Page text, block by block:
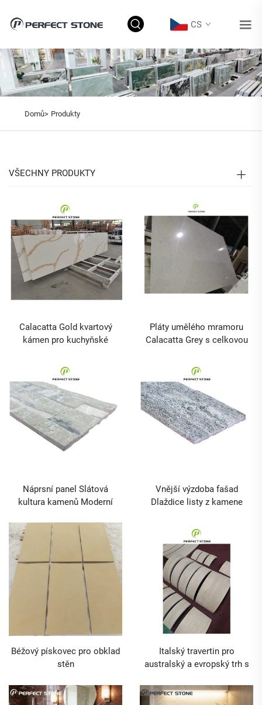
CS
Domů> Produkty
VŠECHNY PRODUKTY
Calacatta Gold kvartový
kámen pro kuchyňské
prefabrikované s
velkoobchodní cenou a
vlastní velikostí
Pláty umělého mramoru
Calacatta Grey s celkovou
koupelnách a kuchyňské
pulty
Náprsní panel Slátová
kultura kamenů Moderní
Grafický design Kvalita A
Fašadní inkoustová malba
Dlaždice ze slatu 50 m²
Vnější výzdoba fašad
Dlaždice listy z kamene
Grafický design Kvalita A
Výzdoba dlaždic Slátové
dlaždice
Béžový pískovec pro obklad
stěn
Italský travertin pro
australský a evropský trh s
kreslení